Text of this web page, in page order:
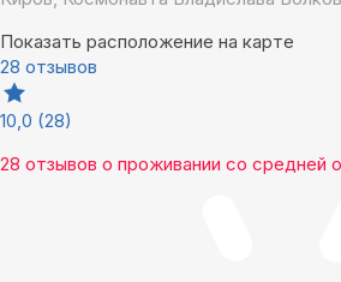
Показать расположение на карте
28 отзывов
10,0 (28)
28 отзывов о проживании со средней